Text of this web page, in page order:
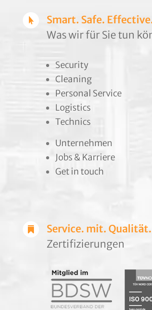

Smart. Safe.
Was wir für Sie tun
Security
Cleaning
Personal Service
Logistics
Technics
Unternehmen
Jobs & Karriere
Get in touch

Service. mit. Qualität.
Zertifizierungen